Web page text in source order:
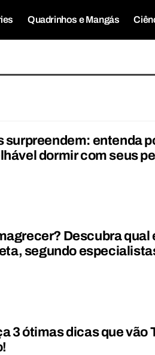
Quadrinhos e Mangás
surpreendem: entenda
dormir com seus
Descubra qual
segundo
3 ótimas dicas que vão